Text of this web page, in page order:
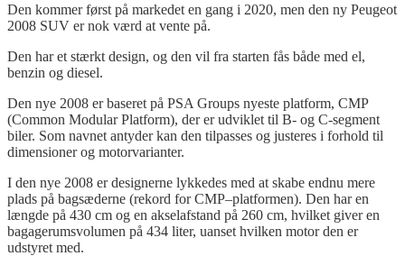
Den kommer først på markedet en gang i 2020, men den ny Peugeot
2008 SUV er nok værd at vente på.
Den har et stærkt design, og den vil fra starten fås både med el,
benzin og diesel.
Den nye 2008 er baseret på PSA Groups nyeste platform, CMP
(Common Modular Platform), der er udviklet til B- og C-segment
biler. Som navnet antyder kan den tilpasses og justeres i forhold til
dimensioner og motorvarianter.
I den nye 2008 er designerne lykkedes med at skabe endnu mere
plads på bagsæderne (rekord for CMP–platformen). Den har en
længde på 430 cm og en akselafstand på 260 cm, hvilket giver en
bagagerumsvolumen på 434 liter, uanset hvilken motor den er
udstyret med.